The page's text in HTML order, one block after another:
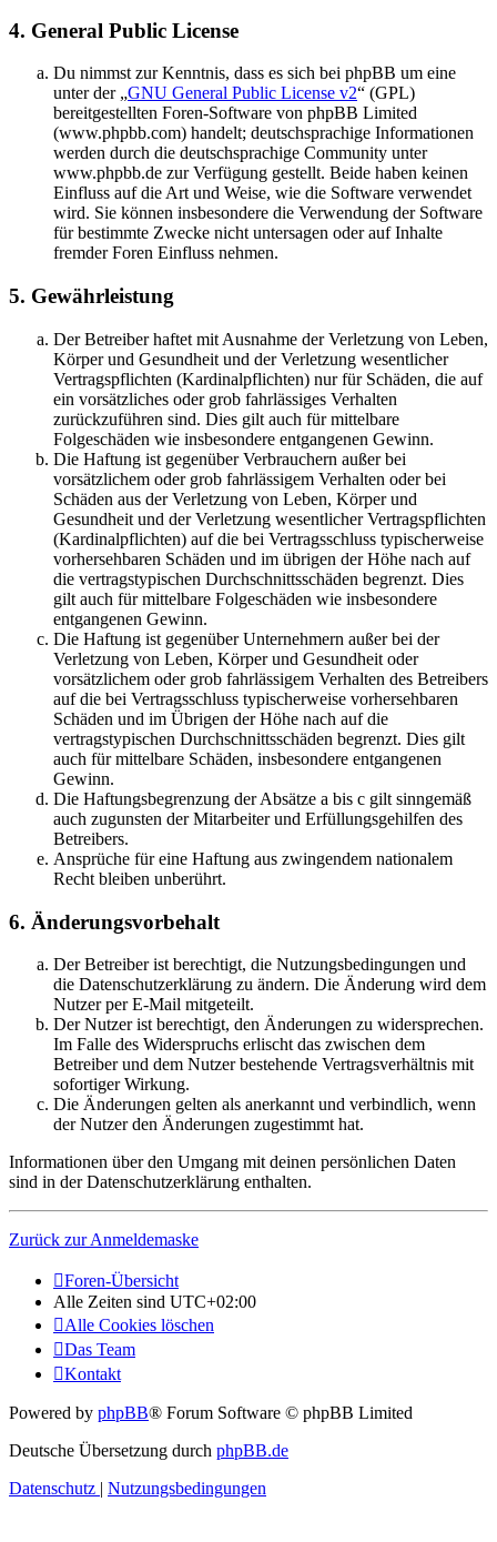
4. General Public License
Du nimmst zur Kenntnis, dass es sich bei phpBB um eine
unter der „GNU General Public License v2“ (GPL)
bereitgestellten Foren-Software von phpBB Limited
(www.phpbb.com) handelt; deutschsprachige Informationen
werden durch die deutschsprachige Community unter
www.phpbb.de zur Verfügung gestellt. Beide haben keinen
Einfluss auf die Art und Weise, wie die Software verwendet
wird. Sie können insbesondere die Verwendung der Software
für bestimmte Zwecke nicht untersagen oder auf Inhalte
fremder Foren Einfluss nehmen.
5. Gewährleistung
Der Betreiber haftet mit Ausnahme der Verletzung von Leben,
Körper und Gesundheit und der Verletzung wesentlicher
Vertragspflichten (Kardinalpflichten) nur für Schäden, die auf
ein vorsätzliches oder grob fahrlässiges Verhalten
zurückzuführen sind. Dies gilt auch für mittelbare
Folgeschäden wie insbesondere entgangenen Gewinn.
Die Haftung ist gegenüber Verbrauchern außer bei
vorsätzlichem oder grob fahrlässigem Verhalten oder bei
Schäden aus der Verletzung von Leben, Körper und
Gesundheit und der Verletzung wesentlicher Vertragspflichten
(Kardinalpflichten) auf die bei Vertragsschluss typischerweise
vorhersehbaren Schäden und im übrigen der Höhe nach auf
die vertragstypischen Durchschnittsschäden begrenzt. Dies
gilt auch für mittelbare Folgeschäden wie insbesondere
entgangenen Gewinn.
Die Haftung ist gegenüber Unternehmern außer bei der
Verletzung von Leben, Körper und Gesundheit oder
vorsätzlichem oder grob fahrlässigem Verhalten des Betreibers
auf die bei Vertragsschluss typischerweise vorhersehbaren
Schäden und im Übrigen der Höhe nach auf die
vertragstypischen Durchschnittsschäden begrenzt. Dies gilt
auch für mittelbare Schäden, insbesondere entgangenen
Gewinn.
Die Haftungsbegrenzung der Absätze a bis c gilt sinngemäß
auch zugunsten der Mitarbeiter und Erfüllungsgehilfen des
Betreibers.
Ansprüche für eine Haftung aus zwingendem nationalem
Recht bleiben unberührt.
6. Änderungsvorbehalt
Der Betreiber ist berechtigt, die Nutzungsbedingungen und
die Datenschutzerklärung zu ändern. Die Änderung wird dem
Nutzer per E-Mail mitgeteilt.
Der Nutzer ist berechtigt, den Änderungen zu widersprechen.
Im Falle des Widerspruchs erlischt das zwischen dem
Betreiber und dem Nutzer bestehende Vertragsverhältnis mit
sofortiger Wirkung.
Die Änderungen gelten als anerkannt und verbindlich, wenn
der Nutzer den Änderungen zugestimmt hat.
Informationen über den Umgang mit deinen persönlichen Daten
sind in der Datenschutzerklärung enthalten.
Zurück zur Anmeldemaske
Foren-Übersicht
Alle Zeiten sind UTC+02:00
Alle Cookies löschen
Das Team
Kontakt
Powered by phpBB® Forum Software © phpBB Limited
Deutsche Übersetzung durch phpBB.de
Datenschutz | Nutzungsbedingungen